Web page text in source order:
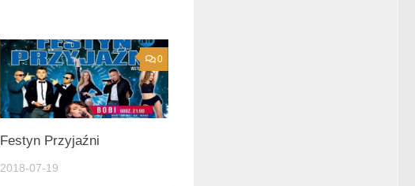
0
Festyn Przyjaźni
2018-07-19